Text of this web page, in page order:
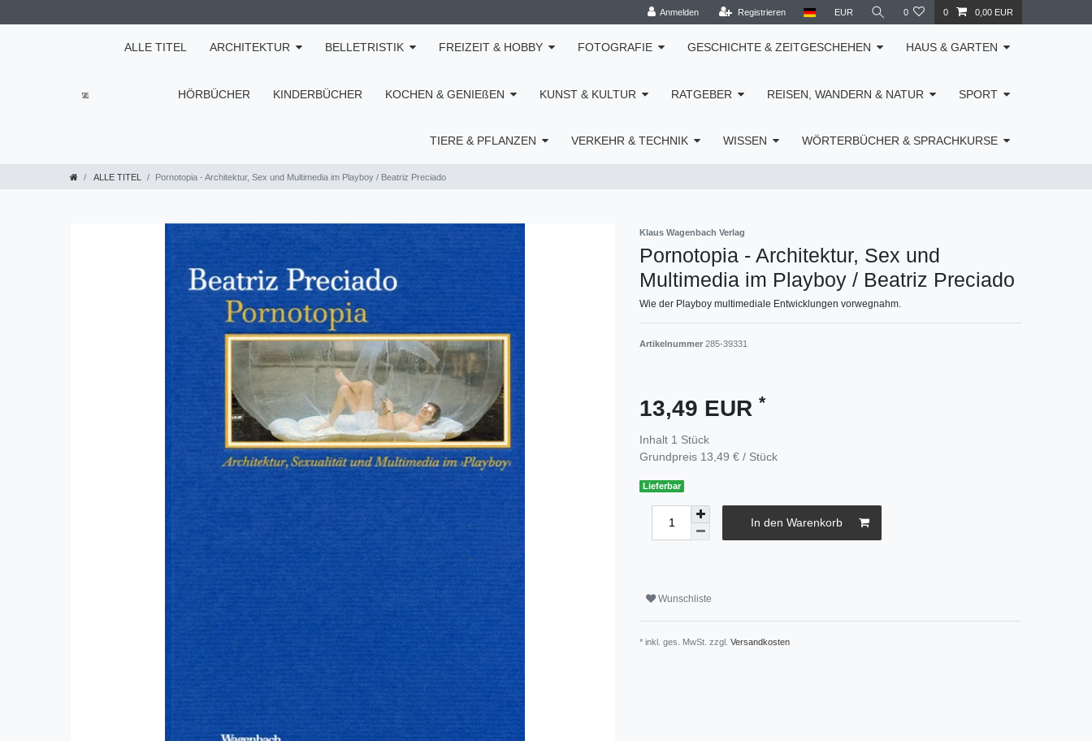
Anmelden Registrieren EUR 0 0 0,00 EUR
ALLE TITEL ARCHITEKTUR BELLETRISTIK FREIZEIT & HOBBY FOTOGRAFIE GESCHICHTE & ZEITGESCHEHEN HAUS & GARTEN
HÖRBÜCHER KINDERBÜCHER KOCHEN & GENIEßEN KUNST & KULTUR RATGEBER REISEN, WANDERN & NATUR SPORT
TIERE & PFLANZEN VERKEHR & TECHNIK WISSEN WÖRTERBÜCHER & SPRACHKURSE
ALLE TITEL Pornotopia - Architektur, Sex und Multimedia im Playboy / Beatriz Preciado
Klaus Wagenbach Verlag
Pornotopia - Architektur, Sex und
Multimedia im Playboy / Beatriz Preciado
Wie der Playboy multimediale Entwicklungen vorwegnahm.
Artikelnummer 285-39331
13,49 EUR *
Inhalt 1 Stück
Grundpreis 13,49 € / Stück
Lieferbar
In den Warenkorb
Wunschliste
* inkl. ges. MwSt. zzgl. Versandkosten